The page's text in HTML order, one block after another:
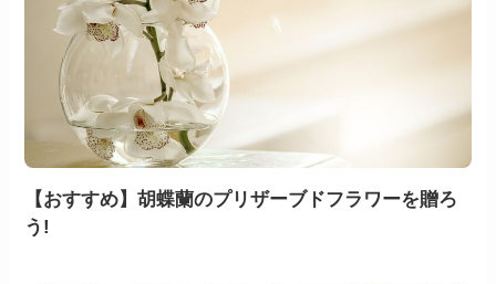
【おすすめ】胡蝶蘭のプリザーブドフラワーを贈ろ
う!